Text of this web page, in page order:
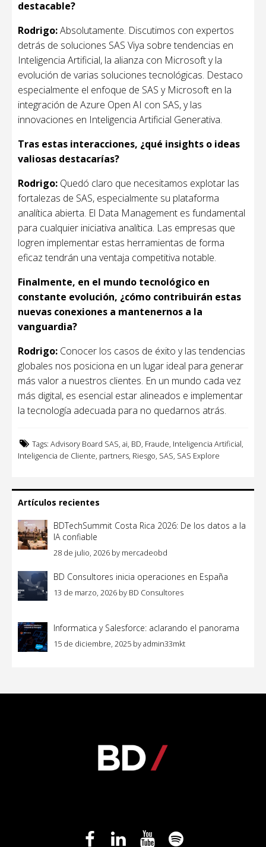
destacable?
Rodrigo:Absolutamente. Discutimos con expertos
detrás de soluciones SAS Viya sobre tendencias en
Inteligencia Artificial, la alianza con Microsoft y la
evolución de varias soluciones tecnológicas. Destaco
especialmente el enfoque de SAS y Microsoft en la
integración de Azure Open AI con SAS, y las
innovaciones en Inteligencia Artificial Generativa.
Tras estas interacciones, ¿qué insights o ideas
valiosas destacarías?
Rodrigo: Quedó claro que necesitamos explotar las
fortalezas de SAS, especialmente su plataforma
analítica abierta. El Data Management es fundamental
para cualquier iniciativa analítica. Las empresas que
logren implementar estas herramientas de forma
eficaz tendrán una ventaja competitiva notable.
Finalmente, en el mundo tecnológico en
constante evolución, ¿cómo contribuirán estas
nuevas conexiones a mantenernos a la
vanguardia?
Rodrigo: Conocer los casos de éxito y las tendencias
globales nos posiciona en un lugar ideal para generar
más valor a nuestros clientes. En un mundo cada vez
más digital, es esencial estar alineados e implementar
la tecnología adecuada para no quedarnos atrás.
Tags:Advisory Board SAS,ai, BD, Fraude, Inteligencia Artificial,
Inteligencia de Cliente, partners, Riesgo, SAS, SAS Explore
Artículos recientes
BDTechSummit Costa Rica 2026: De los datos a la
IA confiable
28 de julio, 2026 by mercadeobd
BD Consultores inicia operaciones en España
13 de marzo, 2026 by BD Consultores
Informatica y Salesforce: aclarando el panorama
15 de diciembre, 2025 byadmin33mkt